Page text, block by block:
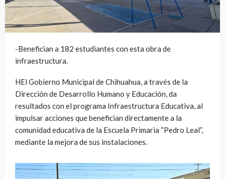
-Benefician a 182 estudiantes con esta obra de
infraestructura.
HEl Gobierno Municipal de Chihuahua, a través de la
Dirección de Desarrollo Humano y Educación, da
resultados con el programa Infraestructura Educativa, al
impulsar acciones que benefician directamente a la
comunidad educativa de la Escuela Primaria “Pedro Leal”,
mediante la mejora de sus instalaciones.